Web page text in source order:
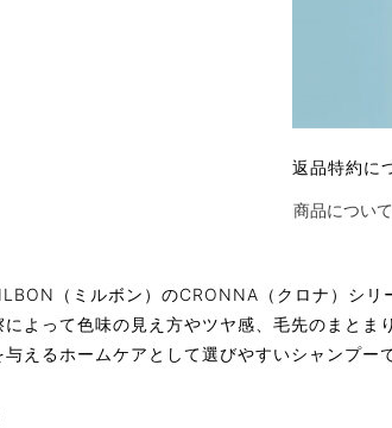
返品特約に
商品につい
（ミルボン）のCRONNA（クロナ）シリ
よって色味の見え方やツヤ感、毛先のまと
えるホームケアとして選びやすいシャンプー